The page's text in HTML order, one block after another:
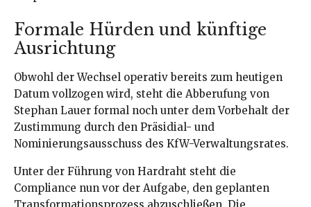
Formale Hürden und künftige
Ausrichtung
Obwohl der Wechsel operativ bereits zum heutigen
Datum vollzogen wird, steht die Abberufung von
Stephan Lauer formal noch unter dem Vorbehalt der
Zustimmung durch den Präsidial- und
Nominierungsausschuss des KfW-Verwaltungsrates.
Unter der Führung von Hardraht steht die
Compliance nun vor der Aufgabe, den geplanten